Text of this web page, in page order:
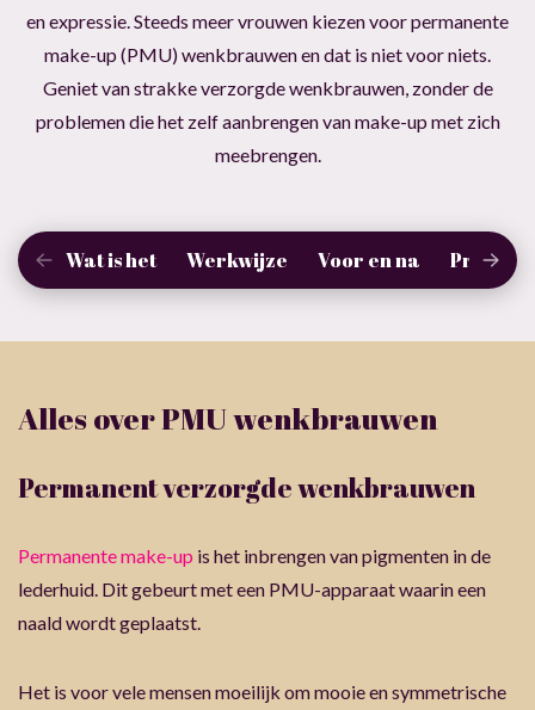
en expressie. Steeds meer vrouwen kiezen voor permanente
make-up (PMU) wenkbrauwen en dat is niet voor niets.
Geniet van strakke verzorgde wenkbrauwen, zonder de
problemen die het zelf aanbrengen van make-up met zich
meebrengen.
Wat is het Werkwijze Voor en na Prijzen
Alles over PMU wenkbrauwen
Permanent verzorgde wenkbrauwen
Permanente make-up is het inbrengen van pigmenten in de
lederhuid. Dit gebeurt met een PMU-apparaat waarin een
naald wordt geplaatst.
Het is voor vele mensen moeilijk om mooie en symmetrische